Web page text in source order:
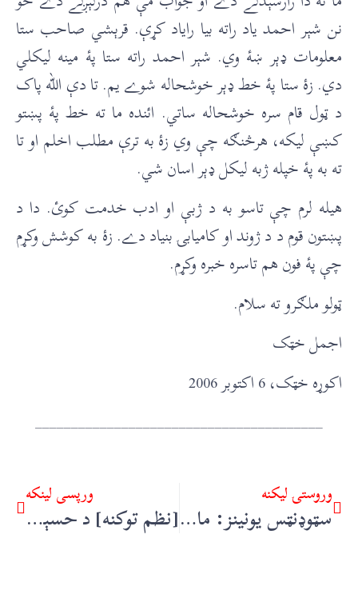
نن شېر احمد ياد راته بيا راياد کړې. قرېشي صاحب ستا
معلومات ډېر ښۀ وي. شېر احمد راته ستا پۀ مينه ليکلي
دي. زۀ ستا پۀ خط ډېر خوشحاله شوے يم. تا دې الله پاک
د ټول قام سره خوشحاله ساتي. ائنده ما ته خط پۀ پښتو
کښې ليکه، هرڅنګه چې وي زۀ به ترې مطلب اخلم او تا
ته به پۀ خپله ژبه ليکل ډېر اسان شي.
هيله لرم چې تاسو به د ژبې او ادب خدمت کوئ. دا د
پښتون قوم د د ژوند او کاميابۍ بنياد دے. زۀ به کوشش وکړم
چې پۀ فون هم تاسره خبره وکړم.
ټولو ملګرو ته سلام.
اجمل خټک
اکوړه خټک، 6 اکتوبر 2006
________________________________________
وروستۍ ليکنه
سټوډنټس یونینز: مارشل لاء، عدالت او جمهوریت – سلېمان ایسپزے
ورپسې لينکه
[نظم توکنه] د حسېن احمد صادق د نظم “پوډري” – فېصل فاران